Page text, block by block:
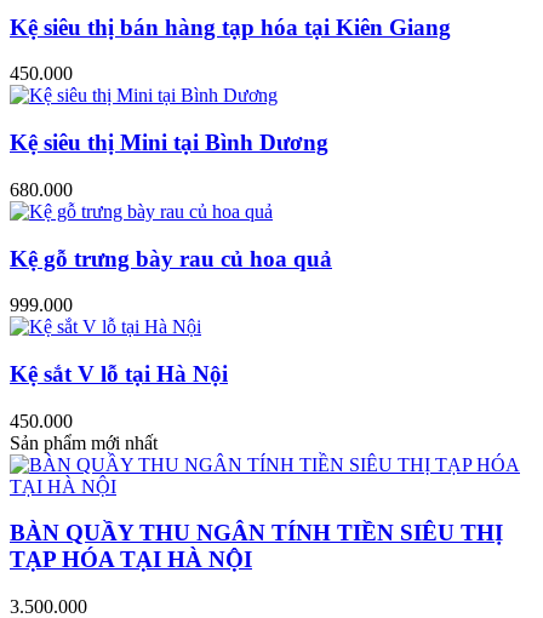
Kệ siêu thị bán hàng tạp hóa tại Kiên Giang
450.000
Kệ siêu thị Mini tại Bình Dương
680.000
Kệ gỗ trưng bày rau củ hoa quả
999.000
Kệ sắt V lỗ tại Hà Nội
450.000
Sản phẩm mới nhất
BÀN QUẦY THU NGÂN TÍNH TIỀN SIÊU THỊ
TẠP HÓA TẠI HÀ NỘI
3.500.000